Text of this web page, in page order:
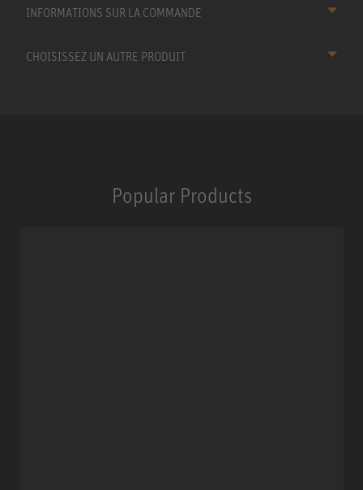
INFORMATIONS SUR LA COMMANDE
CHOISISSEZ UN AUTRE PRODUIT
Popular Products